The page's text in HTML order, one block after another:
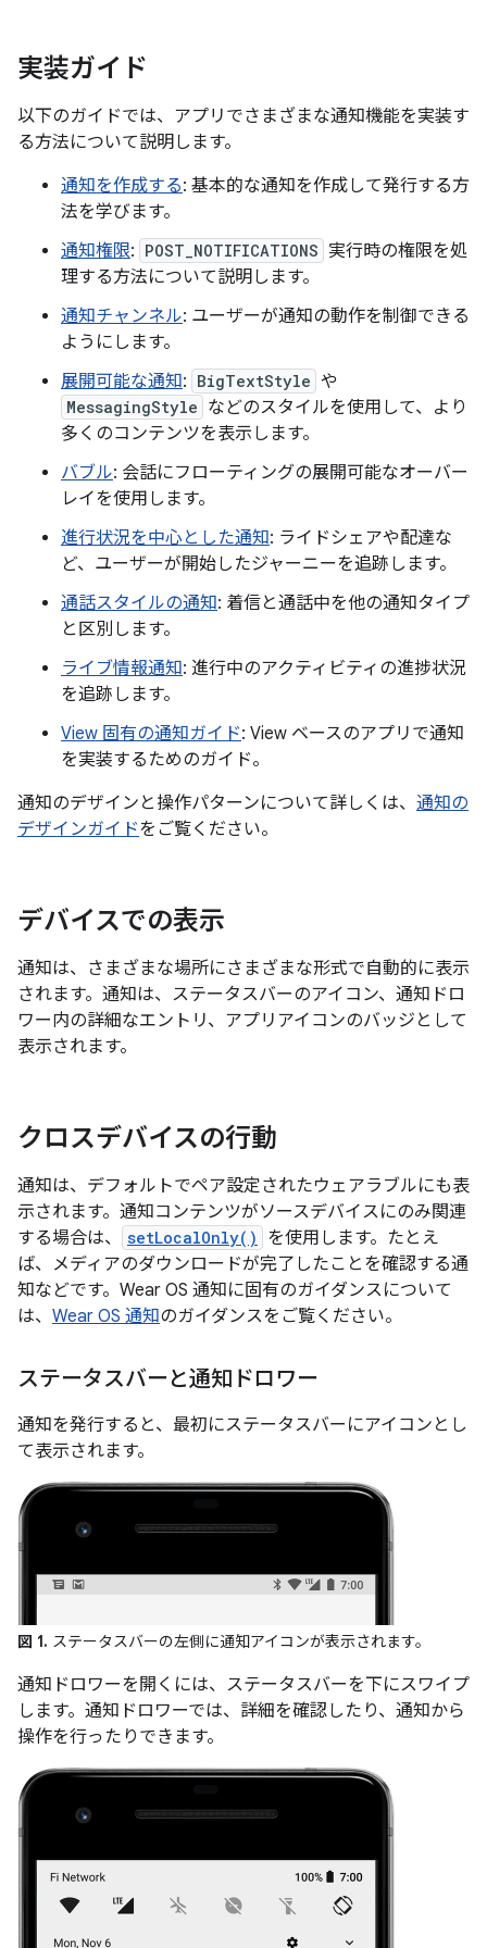
実装ガイド
以下のガイドでは、アプリでさまざまな通知機能を実装す
る方法について説明します。
通知を作成する: 基本的な通知を作成して発行する方
法を学びます。
通知権限: POST_NOTIFICATIONS 実行時の権限を処
理する方法について説明します。
通知チャンネル: ユーザーが通知の動作を制御できる
ようにします。
展開可能な通知: BigTextStyle や
MessagingStyle などのスタイルを使用して、より
多くのコンテンツを表示します。
バブル: 会話にフローティングの展開可能なオーバー
レイを使用します。
進行状況を中心とした通知: ライドシェアや配達な
ど、ユーザーが開始したジャーニーを追跡します。
通話スタイルの通知: 着信と通話中を他の通知タイプ
と区別します。
ライブ情報通知: 進行中のアクティビティの進捗状況
を追跡します。
View 固有の通知ガイド: View ベースのアプリで通知
を実装するためのガイド。
通知のデザインと操作パターンについて詳しくは、 通知の
デザインガイドをご覧ください。
デバイスでの表示
通知は、さまざまな場所にさまざまな形式で自動的に表示
されます。通知は、ステータスバーのアイコン、通知ドロ
ワー内の詳細なエントリ、アプリアイコンのバッジとして
表示されます。
クロスデバイスの行動
通知は、デフォルトでペア設定されたウェアラブルにも表
示されます。通知コンテンツがソースデバイスにのみ関連
する場合は、
setLocalOnly()
を使用します。たとえ
ば、メディアのダウンロードが完了したことを確認する通
知などです。Wear OS 通知に固有のガイダンスについて
は、 Wear OS 通知のガイダンスをご覧ください。
ステータスバーと通知ドロワー
通知を発行すると、最初にステータスバーにアイコンとし
て表示されます。
図 1. ステータスバーの左側に通知アイコンが表示されます。
通知ドロワーを開くには、ステータスバーを下にスワイプ
します。通知ドロワーでは、詳細を確認したり、通知から
操作を行ったりできます。